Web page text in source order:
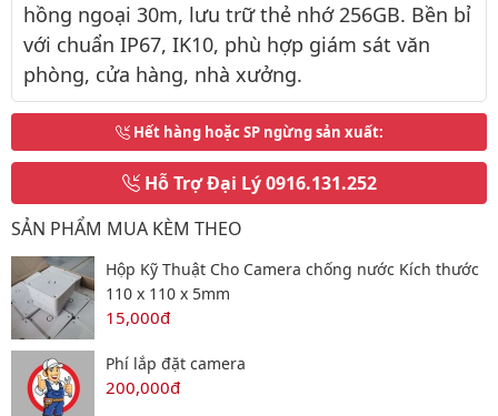
hồng ngoại 30m, lưu trữ thẻ nhớ 256GB. Bền bỉ
với chuẩn IP67, IK10, phù hợp giám sát văn
phòng, cửa hàng, nhà xưởng.
Hết hàng hoặc SP ngừng sản xuất:
Hỗ Trợ Đại Lý0916.131.252
SẢN PHẨM MUA KÈM THEO
Hộp Kỹ Thuật Cho Camera chống nước Kích thước
110 x 110 x 5mm
15,000đ
Phí lắp đặt camera
200,000đ